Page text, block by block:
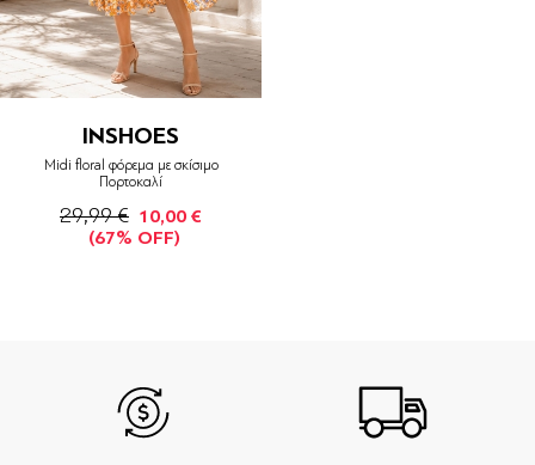
INSHOES
Midi floral φόρεμα με σκίσιμο
Πορτοκαλί
29,99 € 10,00 €
(67% OFF)